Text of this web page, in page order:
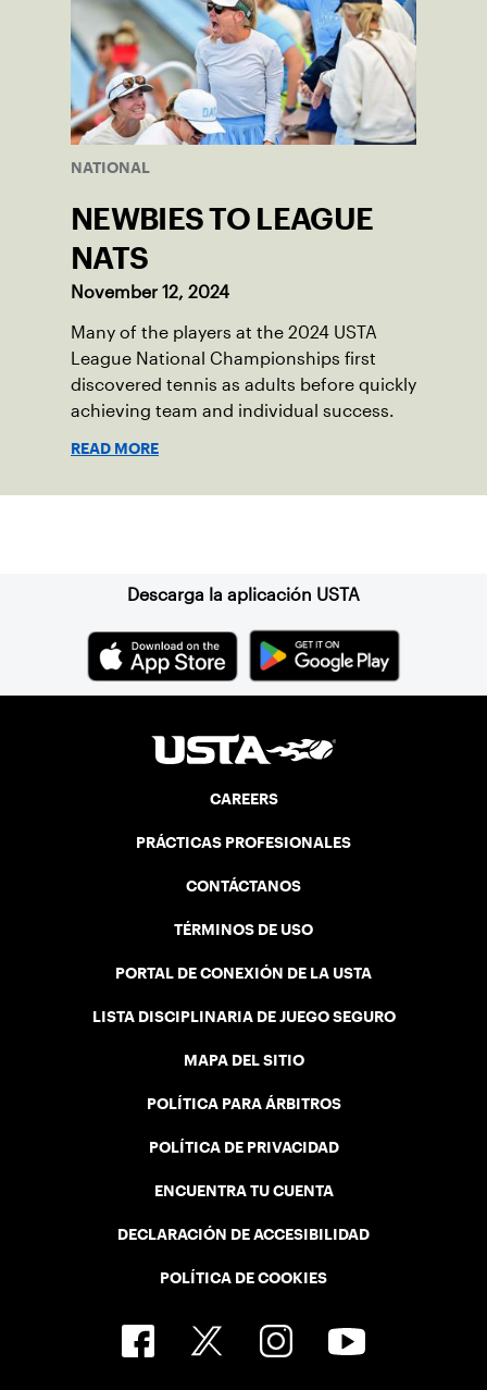
NATIONAL
NEWBIES TO LEAGUE
NATS
November 12, 2024
Many of the players at the 2024 USTA
League National Championships first
discovered tennis as adults before quickly
achieving team and individual success.
READ MORE
Descarga la aplicación USTA
CAREERS
PRÁCTICAS PROFESIONALES
CONTÁCTANOS
TÉRMINOS DE USO
PORTAL DE CONEXIÓN DE LA USTA
LISTA DISCIPLINARIA DE JUEGO SEGURO
MAPA DEL SITIO
POLÍTICA PARA ÁRBITROS
POLÍTICA DE PRIVACIDAD
ENCUENTRA TU CUENTA
DECLARACIÓN DE ACCESIBILIDAD
POLÍTICA DE COOKIES